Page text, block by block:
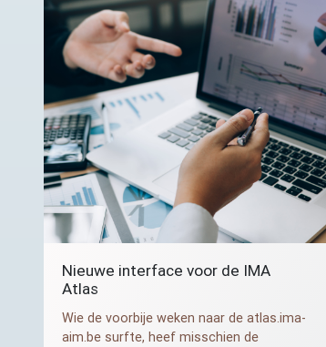
Nieuwe interface voor de IMA
Atlas
Wie de voorbije weken naar de atlas.ima-
aim.be surfte, heef misschien de